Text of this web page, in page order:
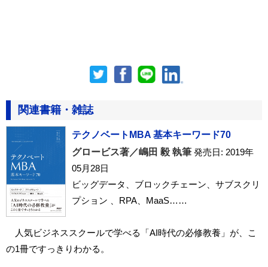
関連書籍・雑誌
テクノベートMBA 基本キーワード70
グロービス著／嶋田 毅 執筆 発売日: 2019年
05月28日
ビッグデータ、ブロックチェーン、サブスクリ
プション 、RPA、MaaS……
人気ビジネススクールで学べる「AI時代の必修教養」が、こ
の1冊ですっきりわかる。